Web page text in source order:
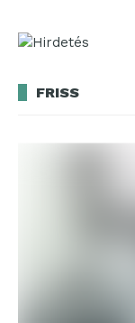
FRISS